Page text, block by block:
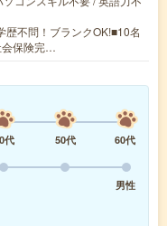
不問！ブランクOK!■10名
会保険完…
代 50代
60代
男性